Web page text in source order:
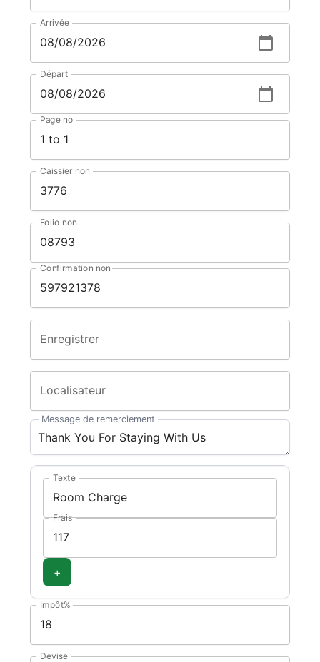
Arrivée
Départ
Page no
Caissier non
Folio non
Confirmation non
Enregistrer
Localisateur
Message de remerciement
Texte
Frais
+
Impôt%
Devise